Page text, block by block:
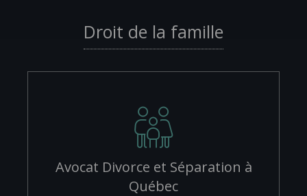
Droit de la famille
Avocat Divorce et Séparation à
Québec